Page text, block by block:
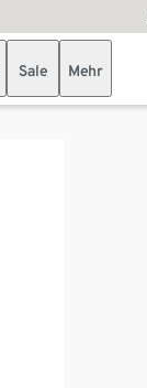
Sale Mehr